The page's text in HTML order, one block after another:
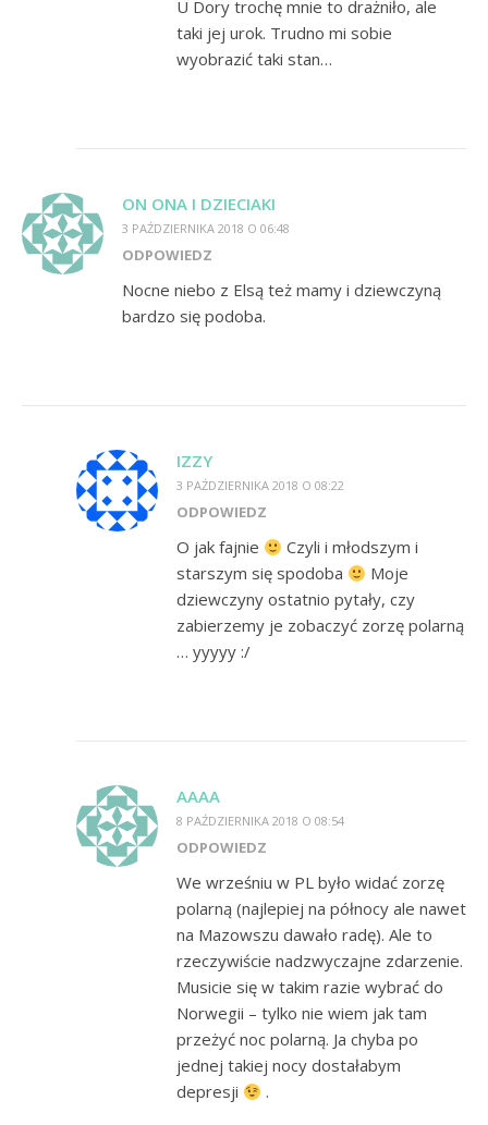
U Dory trochę mnie to drażniło, ale
taki jej urok. Trudno mi sobie
wyobrazić taki stan…
ON ONA I DZIECIAKI
3 PAŹDZIERNIKA 2018 O 06:48
ODPOWIEDZ
Nocne niebo z Elsą też mamy i dziewczyną
bardzo się podoba.
IZZY
3 PAŹDZIERNIKA 2018 O 08:22
ODPOWIEDZ
O jak fajnie
Czyli i młodszym i
starszym się spodoba
Moje
dziewczyny ostatnio pytały, czy
zabierzemy je zobaczyć zorzę polarną
… yyyyy :/
AAAA
8 PAŹDZIERNIKA 2018 O 08:54
ODPOWIEDZ
We wrześniu w PL było widać zorzę
polarną (najlepiej na północy ale nawet
na Mazowszu dawało radę). Ale to
rzeczywiście nadzwyczajne zdarzenie.
Musicie się w takim razie wybrać do
Norwegii – tylko nie wiem jak tam
przeżyć noc polarną. Ja chyba po
jednej takiej nocy dostałabym
depresji
.